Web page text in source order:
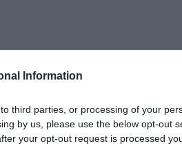
Information
third parties, or processing of your
by us, please use the below opt-out
your opt-out request is processed
mutatja meg. „
bírálata. Lorca
hagyományok előtt,
igényel, az belepusztul” –
, a táncdarab koreográfusa.